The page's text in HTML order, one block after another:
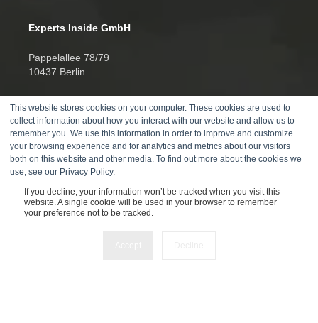
This website stores cookies on your computer. These cookies are used to
collect information about how you interact with our website and allow us to
remember you. We use this information in order to improve and customize
your browsing experience and for analytics and metrics about our visitors
both on this website and other media. To find out more about the cookies we
use, see our Privacy Policy.
If you decline, your information won’t be tracked when you visit this
website. A single cookie will be used in your browser to remember
your preference not to be tracked.
Experts Inside GmbH
Pappelallee 78/79
10437 Berlin
UID DE457701178
Telefon:
+4930520014270